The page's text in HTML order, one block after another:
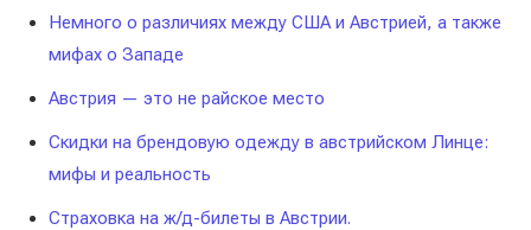
Немного о различиях между США и Австрией, а также
мифах о Западе
Австрия — это не райское место
Скидки на брендовую одежду в австрийском Линце:
мифы и реальность
Страховка на ж/д-билеты в Австрии.